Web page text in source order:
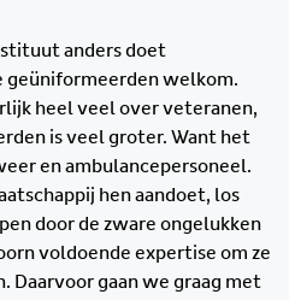
anders doet
geüniformeerden welkom.
heel veel over veteranen,
is veel groter. Want het
en ambulancepersoneel.
hen aandoet, los
door de zware ongelukken
voldoende expertise om ze
Daarvoor gaan we graag met